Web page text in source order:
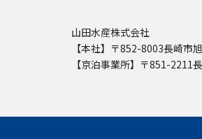
山田水産株式会社
【本社】〒852-8003長崎市
【京泊事業所】〒851-2211